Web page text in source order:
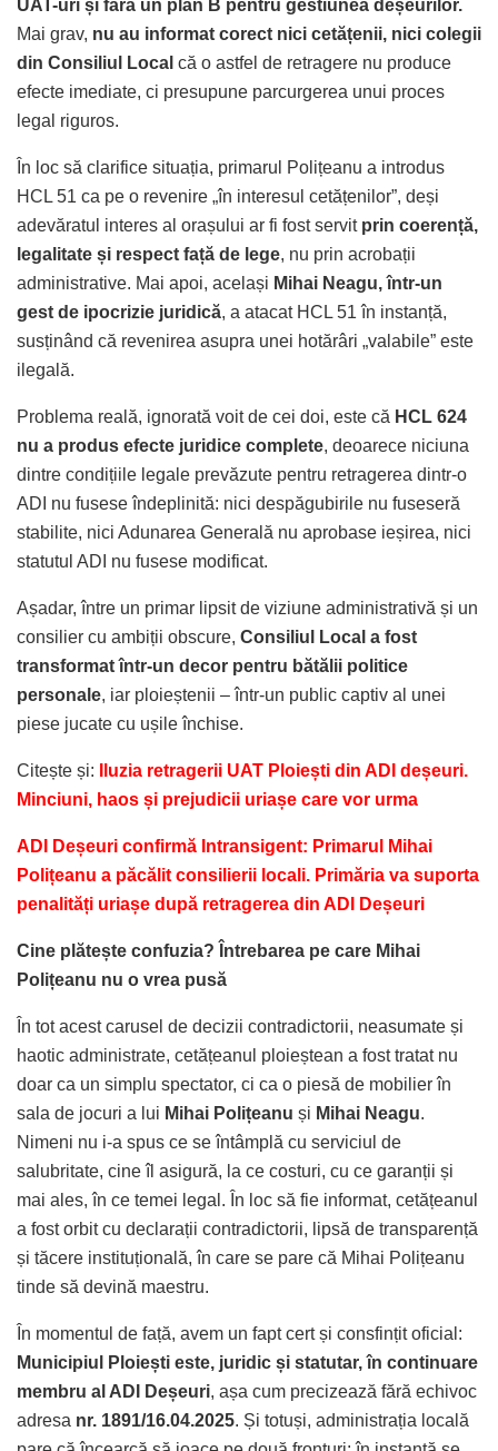
UAT-uri și fără un plan B pentru gestiunea deșeurilor.
Mai grav, nu au informat corect nici cetățenii, nici colegii
din Consiliul Local că o astfel de retragere nu produce
efecte imediate, ci presupune parcurgerea unui proces
legal riguros.
În loc să clarifice situația, primarul Polițeanu a introdus
HCL 51 ca pe o revenire „în interesul cetățenilor”, deși
adevăratul interes al orașului ar fi fost servit prin coerență,
legalitate și respect față de lege, nu prin acrobații
administrative. Mai apoi, același Mihai Neagu, într-un
gest de ipocrizie juridică, a atacat HCL 51 în instanță,
susținând că revenirea asupra unei hotărâri „valabile” este
ilegală.
Problema reală, ignorată voit de cei doi, este că HCL 624
nu a produs efecte juridice complete, deoarece niciuna
dintre condițiile legale prevăzute pentru retragerea dintr-o
ADI nu fusese îndeplinită: nici despăgubirile nu fuseseră
stabilite, nici Adunarea Generală nu aprobase ieșirea, nici
statutul ADI nu fusese modificat.
Așadar, între un primar lipsit de viziune administrativă și un
consilier cu ambiții obscure, Consiliul Local a fost
transformat într-un decor pentru bătălii politice
personale, iar ploieștenii – într-un public captiv al unei
piese jucate cu ușile închise.
Citește și:
luzia retragerii UAT Ploiești din ADI deșeuri.
Minciuni, haos și prejudicii uriașe care vor urma
ADI Deșeuri confirmă Intransigent: Primarul Mihai
Polițeanu a păcălit consilierii locali. Primăria va suporta
penalități uriașe după retragerea din ADI Deșeuri
Cine plătește confuzia? Întrebarea pe care Mihai
Polițeanu nu o vrea pusă
În tot acest carusel de decizii contradictorii, neasumate și
haotic administrate, cetățeanul ploieștean a fost tratat nu
doar ca un simplu spectator, ci ca o piesă de mobilier în
sala de jocuri a lui Mihai Polițeanu și Mihai Neagu.
Nimeni nu i-a spus ce se întâmplă cu serviciul de
salubritate, cine îl asigură, la ce costuri, cu ce garanții și
mai ales, în ce temei legal. În loc să fie informat, cetățeanul
a fost orbit cu declarații contradictorii, lipsă de transparență
și tăcere instituțională, în care se pare că Mihai Polițeanu
tinde să devină maestru.
În momentul de față, avem un fapt cert și consfințit oficial:
Municipiul Ploiești este, juridic și statutar, în continuare
membru al ADI Deșeuri, așa cum precizează fără echivoc
adresa nr. 1891/16.04.2025. Și totuși, administrația locală